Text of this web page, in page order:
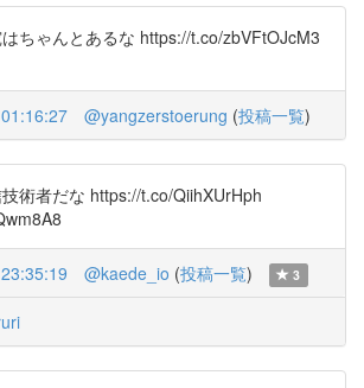
ちゃんとあるな https://t.co/zbVFtOJcM3
@yangzerstoerung (投稿一覧)
術者だな https://t.co/QiihXUrHph
@kaede_io (投稿一覧) 3